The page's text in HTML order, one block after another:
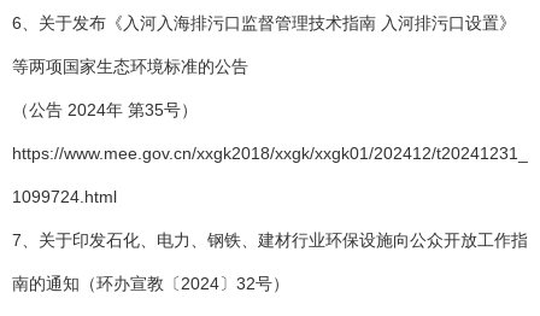
6、关于发布《入河入海排污口监督管理技术指南 入河排污口设置》
等两项国家生态环境标准的公告
（公告 2024年 第35号）
https://www.mee.gov.cn/xxgk2018/xxgk/xxgk01/202412/t20241231_
1099724.html
7、关于印发石化、电力、钢铁、建材行业环保设施向公众开放工作指
南的通知（环办宣教〔2024〕32号）